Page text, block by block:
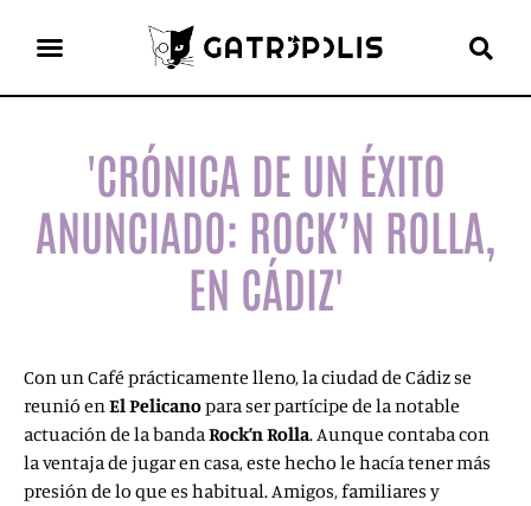
'CRÓNICA DE UN ÉXITO
ANUNCIADO: ROCK’N ROLLA,
EN CÁDIZ'
Con un Café prácticamente lleno, la ciudad de Cádiz se
reunió enEl Pelicanopara ser partícipe de la notable
actuación de la bandaRock’n Rolla. Aunque contaba con
la ventaja de jugar en casa, este hecho le hacía tener más
presión de lo que es habitual. Amigos, familiares y